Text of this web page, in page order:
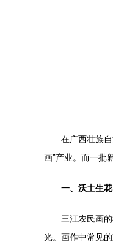
在广西壮族
画”产业。而一批
一、沃土生
三江农民画
光。画作中常见